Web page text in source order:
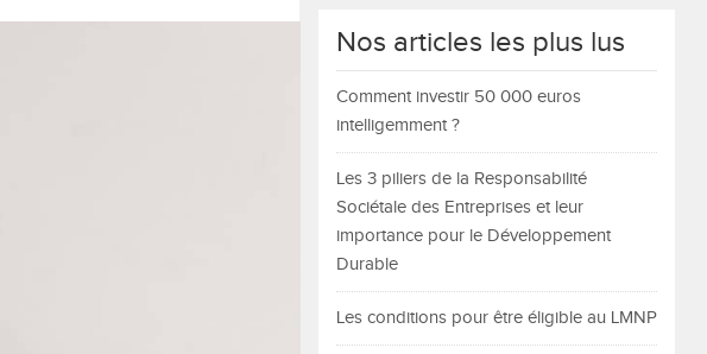
Nos articles les plus lus
Comment investir 50 000 euros
intelligemment ?
Les 3 piliers de la Responsabilité
Sociétale des Entreprises et leur
importance pour le Développement
Durable
Les conditions pour être éligible au LMNP